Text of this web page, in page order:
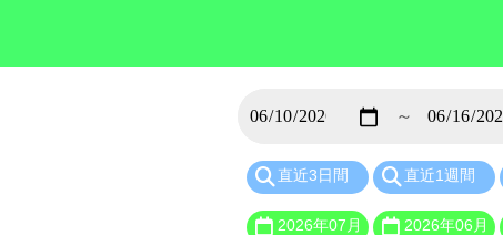
直近3日間 直近1週間
2026年07月 2026年06月